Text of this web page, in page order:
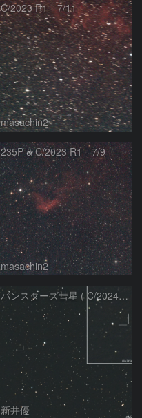
C/2023 R1 7/11
masachin2
235P & C/2023 R1 7/9
masachin2
パンスターズ彗星 ( C/2024G4 )の予報位置：2026/06/23
新井優